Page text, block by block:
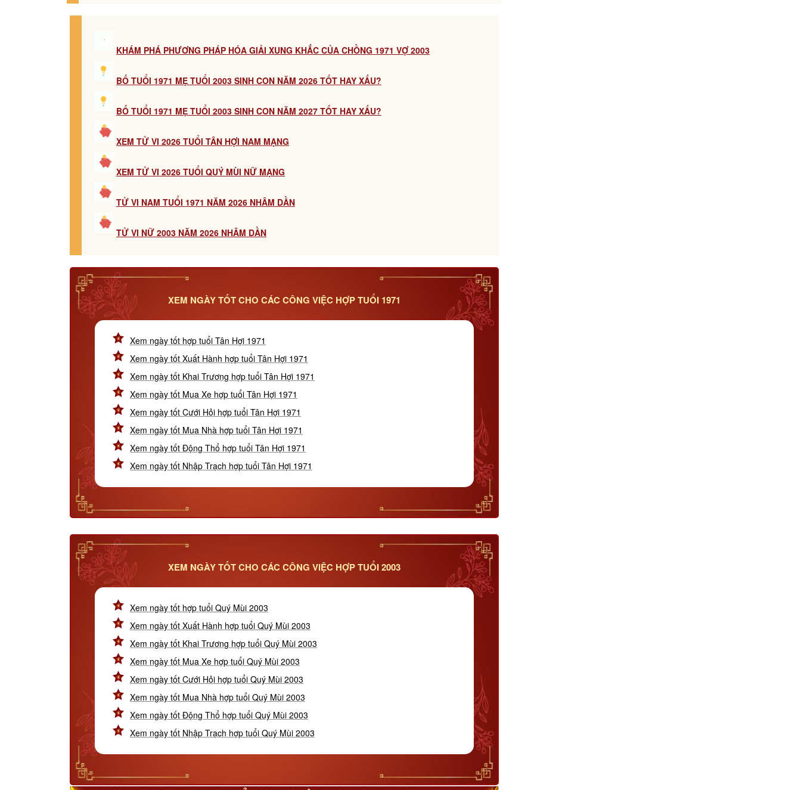
KHÁM PHÁ PHƯƠNG PHÁP HÓA GIẢI XUNG KHẮC CỦA CHỒNG 1971 VỢ 2003
BỐ TUỔI 1971 MẸ TUỔI 2003 SINH CON NĂM 2026 TỐT HAY XẤU?
BỐ TUỔI 1971 MẸ TUỔI 2003 SINH CON NĂM 2027 TỐT HAY XẤU?
XEM TỬ VI 2026 TUỔI TÂN HỢI NAM MẠNG
XEM TỬ VI 2026 TUỔI QUÝ MÙI NỮ MẠNG
TỬ VI NAM TUỔI 1971 NĂM 2026 NHÂM DẦN
TỬ VI NỮ 2003 NĂM 2026 NHÂM DẦN
XEM NGÀY TỐT CHO CÁC CÔNG VIỆC HỢP TUỔI 1971
Xem ngày tốt hợp tuổi Tân Hợi 1971
Xem ngày tốt Xuất Hành hợp tuổi Tân Hợi 1971
Xem ngày tốt Khai Trương hợp tuổi Tân Hợi 1971
Xem ngày tốt Mua Xe hợp tuổi Tân Hợi 1971
Xem ngày tốt Cưới Hỏi hợp tuổi Tân Hợi 1971
Xem ngày tốt Mua Nhà hợp tuổi Tân Hợi 1971
Xem ngày tốt Động Thổ hợp tuổi Tân Hợi 1971
Xem ngày tốt Nhập Trạch hợp tuổi Tân Hợi 1971
XEM NGÀY TỐT CHO CÁC CÔNG VIỆC HỢP TUỔI 2003
Xem ngày tốt hợp tuổi Quý Mùi 2003
Xem ngày tốt Xuất Hành hợp tuổi Quý Mùi 2003
Xem ngày tốt Khai Trương hợp tuổi Quý Mùi 2003
Xem ngày tốt Mua Xe hợp tuổi Quý Mùi 2003
Xem ngày tốt Cưới Hỏi hợp tuổi Quý Mùi 2003
Xem ngày tốt Mua Nhà hợp tuổi Quý Mùi 2003
Xem ngày tốt Động Thổ hợp tuổi Quý Mùi 2003
Xem ngày tốt Nhập Trạch hợp tuổi Quý Mùi 2003